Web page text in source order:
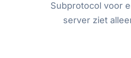
Subprotocol voor
server ziet